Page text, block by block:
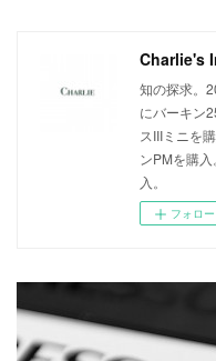
Charlie's
知の探求。
にバーキン
スIIIミニを
ンPMを購
入。
フォロー